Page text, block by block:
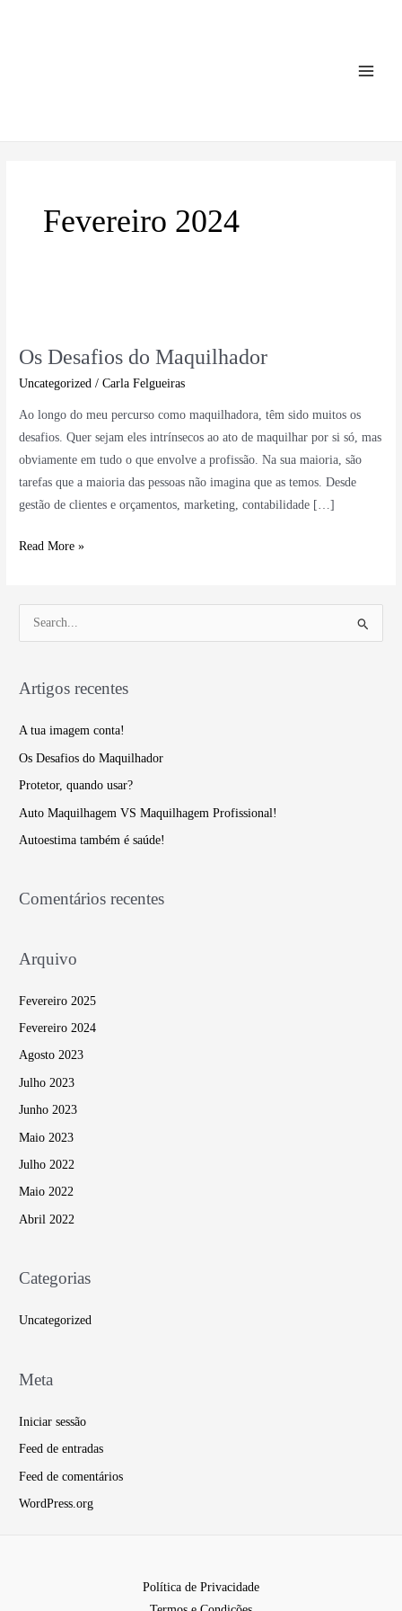
Fevereiro 2024
Os Desafios do Maquilhador
Uncategorized /Carla Felgueiras
Ao longo do meu percurso como maquilhadora, têm sido muitos os
desafios. Quer sejam eles intrínsecos ao ato de maquilhar por si só, mas
obviamente em tudo o que envolve a profissão. Na sua maioria, são
tarefas que a maioria das pessoas não imagina que as temos. Desde
gestão de clientes e orçamentos, marketing, contabilidade […]
do
Maquilhador
Read More »
c
r
:
Artigos recentes
A tua imagem conta!
Os Desafios do Maquilhador
Protetor, quando usar?
Auto Maquilhagem VS Maquilhagem Profissional!
Autoestima também é saúde!
Comentários recentes
Arquivo
Fevereiro 2025
Fevereiro 2024
Agosto 2023
Julho 2023
Junho 2023
Maio 2023
Julho 2022
Maio 2022
Abril 2022
Categorias
Uncategorized
Meta
Iniciar sessão
Feed de entradas
Feed de comentários
WordPress.org
Política de Privacidade